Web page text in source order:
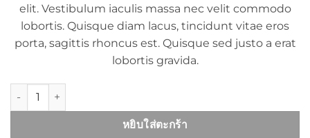
elit. Vestibulum iaculis massa nec velit commodo
lobortis. Quisque diam lacus, tincidunt vitae eros
porta, sagittis rhoncus est. Quisque sed justo a erat
lobortis gravida.
จำนวน Jeansmaker Tee Lee Jeans ชิ้น
หยิบใส่ตะกร้า